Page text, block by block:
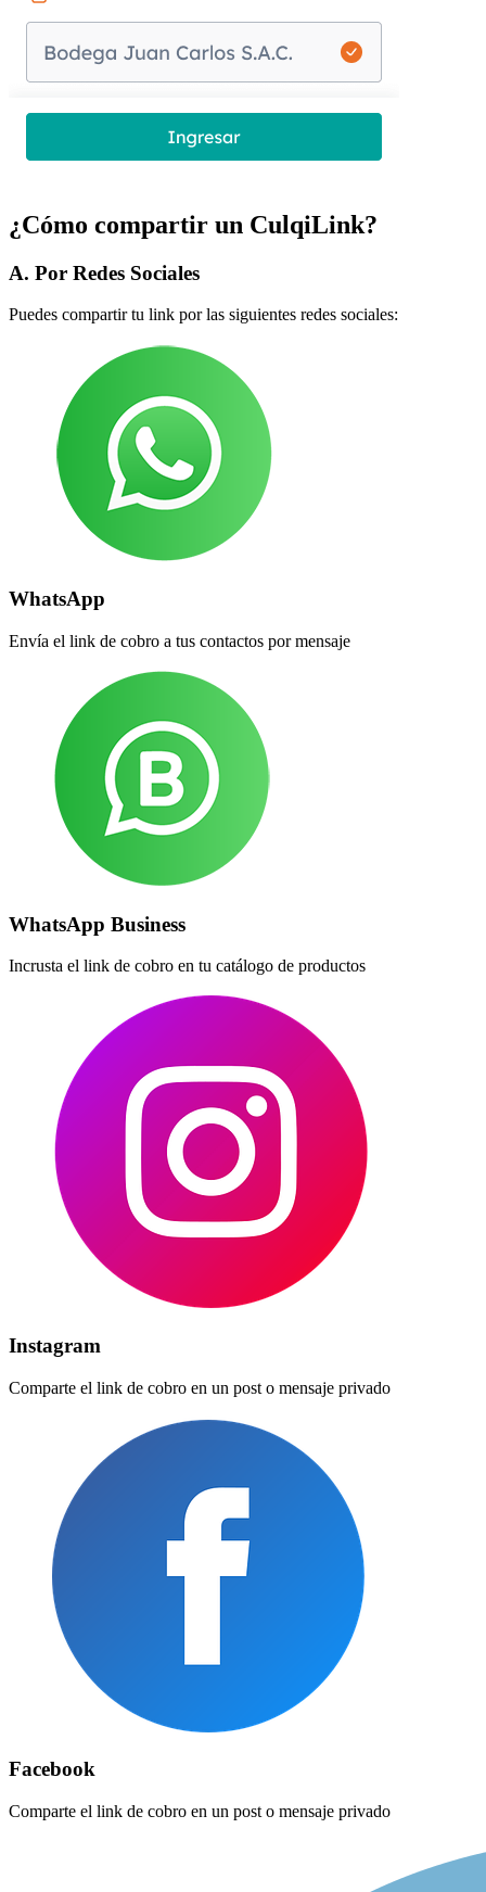
¿Cómo compartir un CulqiLink?
A. Por Redes Sociales
Puedes compartir tu link por las siguientes redes sociales:
WhatsApp
Envía el link de cobro a tus contactos por mensaje
WhatsApp Business
Incrusta el link de cobro en tu catálogo de productos
Instagram
Comparte el link de cobro en un post o mensaje privado
Facebook
Comparte el link de cobro en un post o mensaje privado